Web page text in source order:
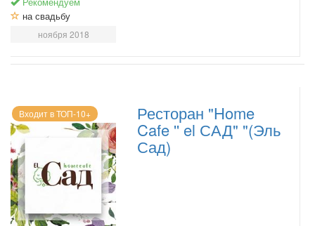
на свадьбу
ноября 2018
Входит в ТОП-10+ Ресторан "Home
Cafe '' el САД" "(Эль
Сад)